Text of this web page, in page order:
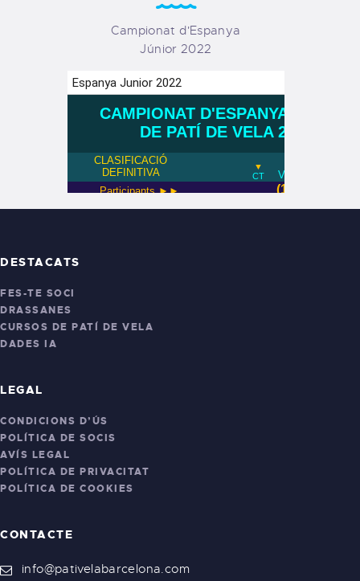
Campionat d'Espanya
Júnior 2022
DESTACATS
FES-TE SOCI
DRASSANES
CURSOS DE PATÍ DE VELA
DADES IA
LEGAL
CONDICIONS D’ÚS
POLÍTICA DE SOCIS
AVÍS LEGAL
POLÍTICA DE PRIVACITAT
POLÍTICA DE COOKIES
CONTACTE
info@pativelabarcelona.com